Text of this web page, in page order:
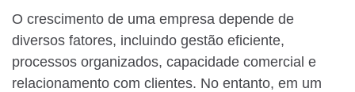
O crescimento de uma empresa depende de
diversos fatores, incluindo gestão eficiente,
processos organizados, capacidade comercial e
relacionamento com clientes. No entanto, em um